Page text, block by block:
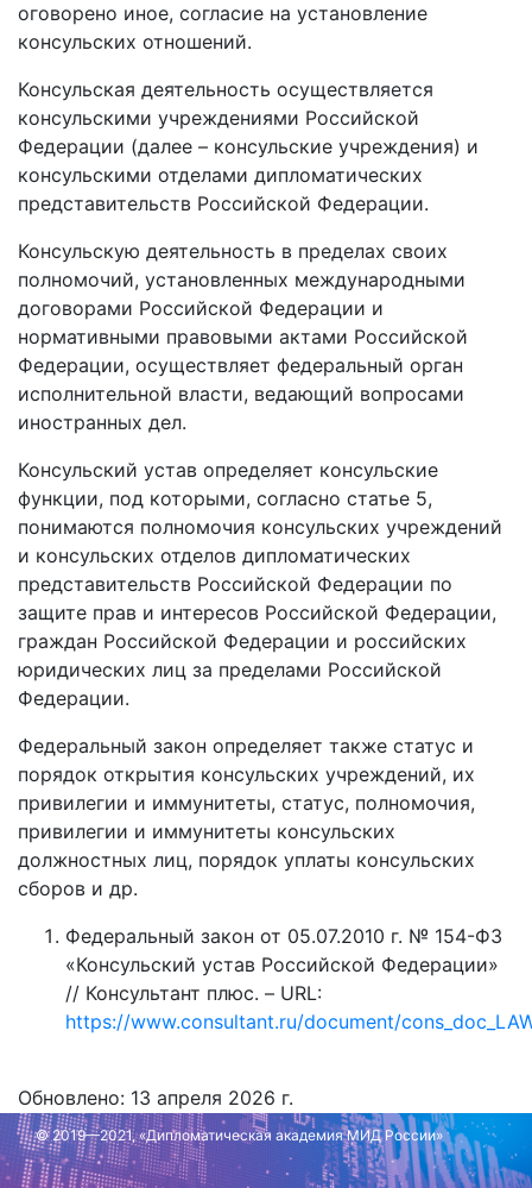
оговорено иное, согласие на установление
консульских отношений.
Консульская деятельность осуществляется
консульскими учреждениями Российской
Федерации (далее – консульские учреждения) и
консульскими отделами дипломатических
представительств Российской Федерации.
Консульскую деятельность в пределах своих
полномочий, установленных международными
договорами Российской Федерации и
нормативными правовыми актами Российской
Федерации, осуществляет федеральный орган
исполнительной власти, ведающий вопросами
иностранных дел.
Консульский устав определяет консульские
функции, под которыми, согласно статье 5,
понимаются полномочия консульских учреждений
и консульских отделов дипломатических
представительств Российской Федерации по
защите прав и интересов Российской Федерации,
граждан Российской Федерации и российских
юридических лиц за пределами Российской
Федерации.
Федеральный закон определяет также статус и
порядок открытия консульских учреждений, их
привилегии и иммунитеты, статус, полномочия,
привилегии и иммунитеты консульских
должностных лиц, порядок уплаты консульских
сборов и др.
Федеральный закон от 05.07.2010 г. № 154-ФЗ
«Консульский устав Российской Федерации»
// Консультант плюс. – URL:
https://www.consultant.ru/document/
Обновлено: 13 апреля 2026 г.
© 2019—2021, «Дипломатическая академия МИД России»